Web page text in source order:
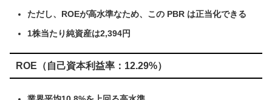
ただし、ROEが高水準なため、この PBR は正当化できる
1株当たり純資産は2,394円
ROE（自己資本利益率：12.29%）